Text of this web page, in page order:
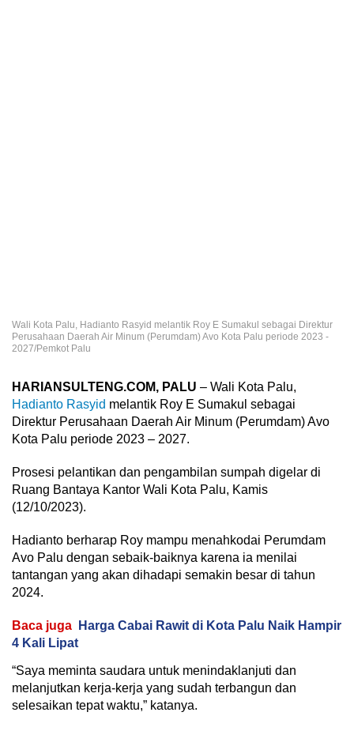
Wali Kota Palu, Hadianto Rasyid melantik Roy E Sumakul sebagai Direktur
Perusahaan Daerah Air Minum (Perumdam) Avo Kota Palu periode 2023 -
2027/Pemkot Palu
HARIANSULTENG.COM, PALU – Wali Kota Palu,
Hadianto Rasyid melantik Roy E Sumakul sebagai
Direktur Perusahaan Daerah Air Minum (Perumdam) Avo
Kota Palu periode 2023 – 2027.
Prosesi pelantikan dan pengambilan sumpah digelar di
Ruang Bantaya Kantor Wali Kota Palu, Kamis
(12/10/2023).
Hadianto berharap Roy mampu menahkodai Perumdam
Avo Palu dengan sebaik-baiknya karena ia menilai
tantangan yang akan dihadapi semakin besar di tahun
2024.
Baca juga
Harga Cabai Rawit di Kota Palu Naik Hampir
4 Kali Lipat
“Saya meminta saudara untuk menindaklanjuti dan
melanjutkan kerja-kerja yang sudah terbangun dan
selesaikan tepat waktu,” katanya.